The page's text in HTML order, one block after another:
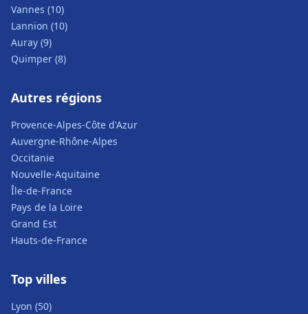
Vannes (10)
Lannion (10)
Auray (9)
Quimper (8)
Autres régions
Provence-Alpes-Côte d'Azur
Auvergne-Rhône-Alpes
Occitanie
Nouvelle-Aquitaine
Île-de-France
Pays de la Loire
Grand Est
Hauts-de-France
Top villes
Lyon (50)